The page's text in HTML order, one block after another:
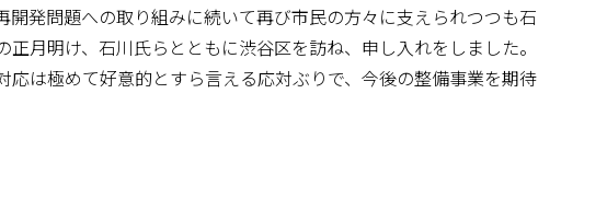
発問題への取り組みに続いて再び市民の方々に支えられつつも石
月明け、石川氏らとともに渋谷区を訪ね、申し入れをしました。
は極めて好意的とすら言える応対ぶりで、今後の整備事業を期待